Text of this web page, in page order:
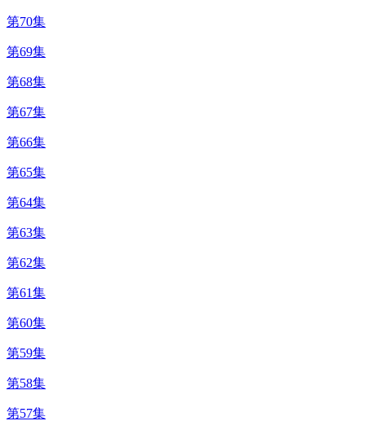
第70集
第69集
第68集
第67集
第66集
第65集
第64集
第63集
第62集
第61集
第60集
第59集
第58集
第57集